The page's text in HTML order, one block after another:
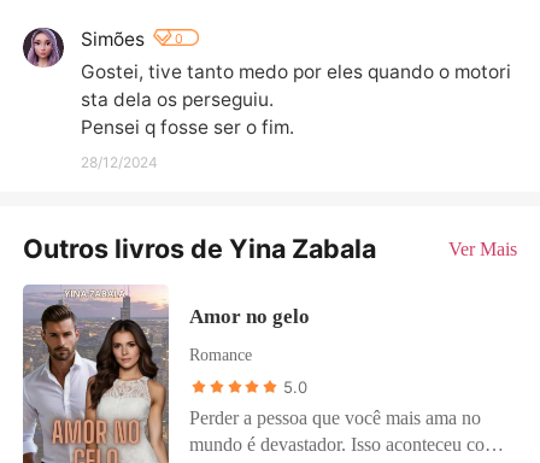
Simões 0
Gostei, tive tanto medo por eles quando o motori
sta dela os perseguiu.
Pensei q fosse ser o fim.
28/12/2024
Outros livros de Yina Zabala Ver Mais
Amor no gelo
Romance
5.0
Perder a pessoa que você mais ama no
mundo é devastador. Isso aconteceu com